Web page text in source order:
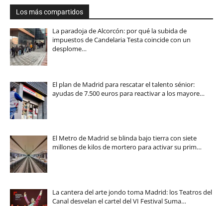
Los más compartidos
La paradoja de Alcorcón: por qué la subida de
impuestos de Candelaria Testa coincide con un
desplome…
El plan de Madrid para rescatar el talento sénior:
ayudas de 7.500 euros para reactivar a los mayore…
El Metro de Madrid se blinda bajo tierra con siete
millones de kilos de mortero para activar su prim…
La cantera del arte jondo toma Madrid: los Teatros del
Canal desvelan el cartel del VI Festival Suma…